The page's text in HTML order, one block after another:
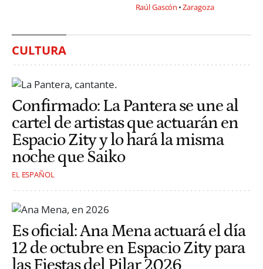
Raúl Gascón Zaragoza
CULTURA
Confirmado: La Pantera se une al
cartel de artistas que actuarán en
Espacio Zity y lo hará la misma
noche que Saiko
EL ESPAÑOL
Es oficial: Ana Mena actuará el día
12 de octubre en Espacio Zity para